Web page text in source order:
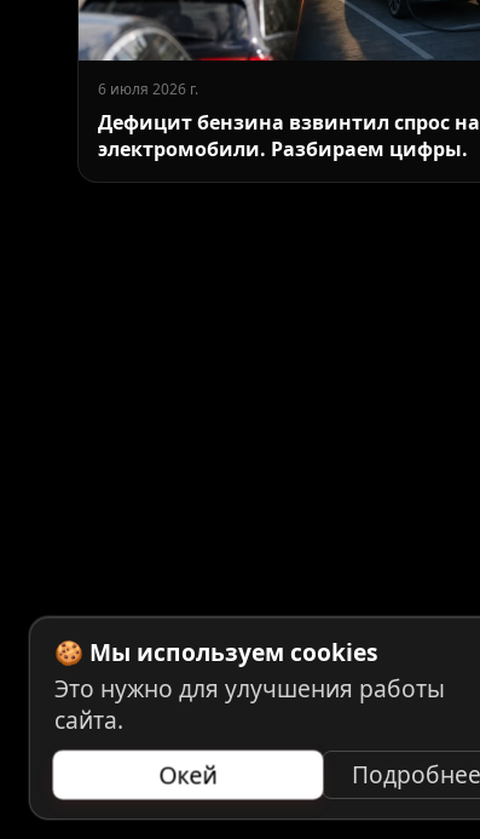
6 июля 2026 г.
Дефицит бензина взвинтил спрос на
электромобили. Разбираем цифры.
🍪 Мы используем cookies
Это нужно для улучшения работы
сайта.
Окей Подробнее